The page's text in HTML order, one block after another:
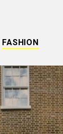
FASHION